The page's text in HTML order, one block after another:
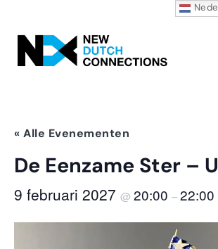
« Alle Evenementen
De Eenzame Ster –
9 februari 2027 @ 20:00 –22:00